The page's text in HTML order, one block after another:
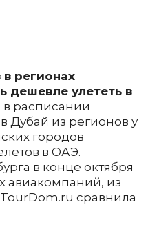
регионах
дешевле улететь в
расписании
Дубай из регионов у
городов
в ОАЭ.
в конце октября
авиакомпаний, из
сравнила